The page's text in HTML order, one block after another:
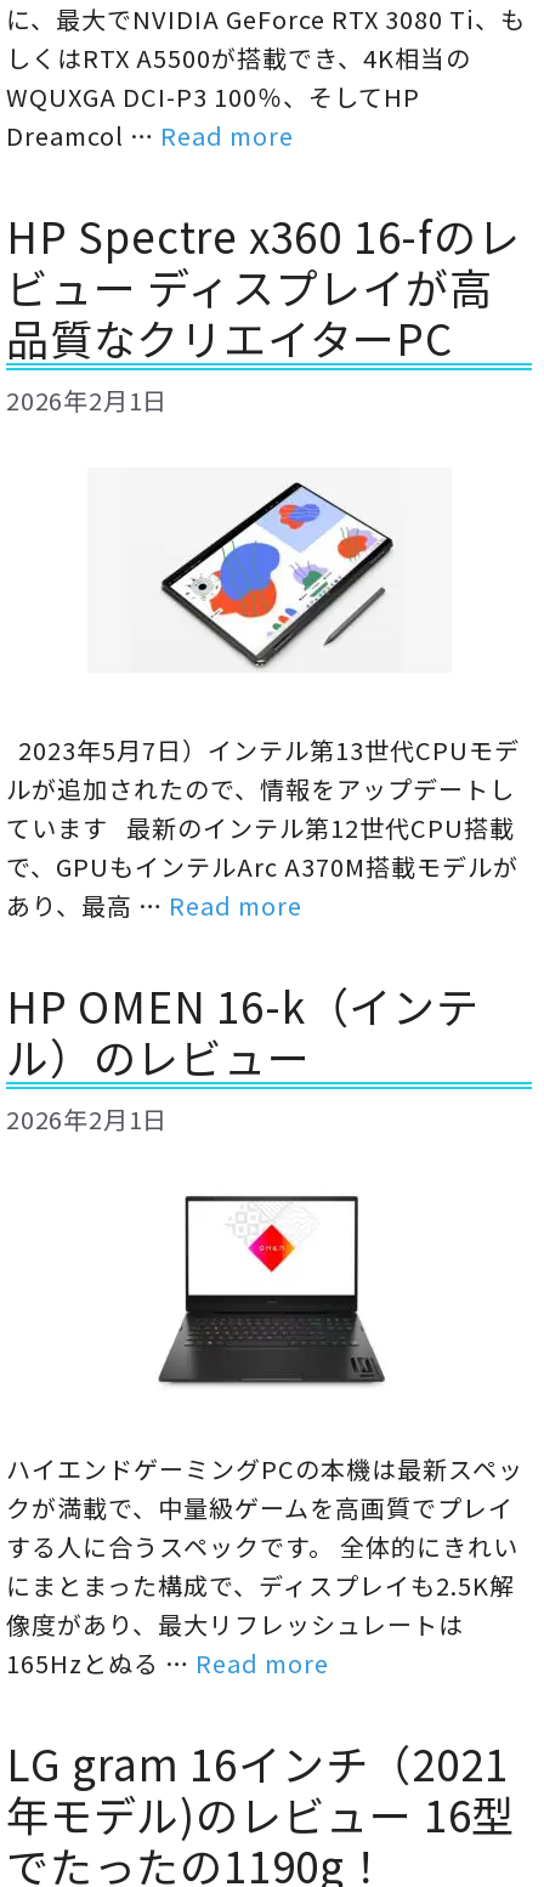
に、最大でNVIDIA GeForce RTX 3080 Ti、も
しくはRTX A5500が搭載でき、4K相当の
WQUXGA DCI-P3 100％、そしてHP
Dreamcol … Read more
HP Spectre x360 16-fのレ
ビュー ディスプレイが高
品質なクリエイターPC
2026年2月1日
2023年5月7日）インテル第13世代CPUモデ
ルが追加されたので、情報をアップデートし
ています 最新のインテル第12世代CPU搭載
で、GPUもインテルArc A370M搭載モデルが
あり、最高 … Read more
HP OMEN 16-k（インテ
ル）のレビュー
2026年2月1日
ハイエンドゲーミングPCの本機は最新スペッ
クが満載で、中量級ゲームを高画質でプレイ
する人に合うスペックです。 全体的にきれい
にまとまった構成で、ディスプレイも2.5K解
像度があり、最大リフレッシュレートは
165Hzとぬる … Read more
LG gram 16インチ（2021
年モデル)のレビュー 16型
でたったの1190g！